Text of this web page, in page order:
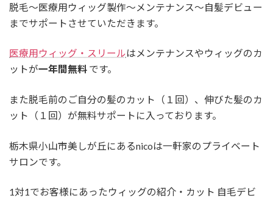
脱毛～医療用ウィッグ製作～メンテナンス～自髪デビュー
までサポートさせていただきます。
医療用ウィッグ・スリールはメンテナンスやウィッグのカ
ットが一年間無料 です。
また脱毛前のご自分の髪のカット（１回）、伸びた髪のカ
ット（１回）が無料サポートに入っております。
栃木県小山市美しが丘にあるnicoは一軒家のプライベート
サロンです。
1対1でお客様にあったウィッグの紹介・カット 自毛デビ